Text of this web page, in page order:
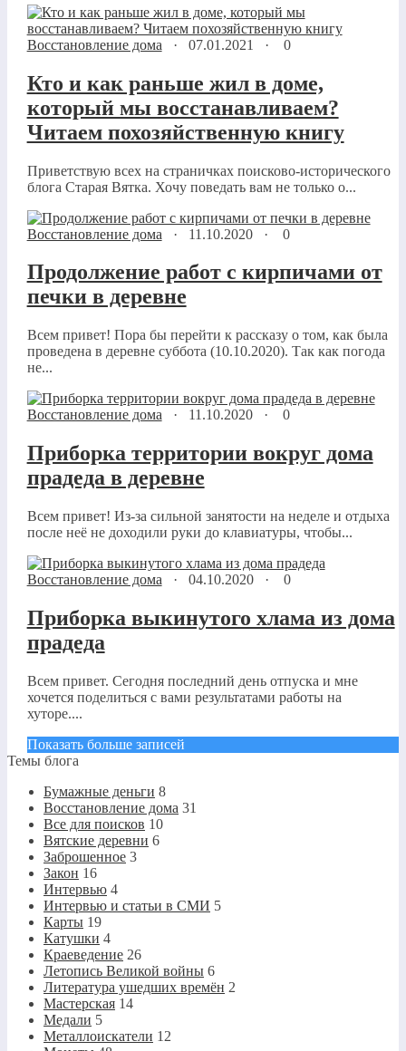
Восстановление дома · 07.01.2021 · 0
Кто и как раньше жил в доме,
который мы восстанавливаем?
Читаем похозяйственную книгу
Приветствую всех на страничках поисково-исторического
блога Старая Вятка. Хочу поведать вам не только о...
Восстановление дома · 11.10.2020· 0
Продолжение работ с кирпичами от
печки в деревне
Всем привет! Пора бы перейти к рассказу о том, как была
проведена в деревне суббота (10.10.2020). Так как погода
не...
Восстановление дома · 11.10.2020· 0
Приборка территории вокруг дома
прадеда в деревне
Всем привет! Из-за сильной занятости на неделе и отдыха
после неё не доходили руки до клавиатуры, чтобы...
Восстановление дома · 04.10.2020· 0
Приборка выкинутого хлама из дома
прадеда
Всем привет. Сегодня последний день отпуска и мне
хочется поделиться с вами результатами работы на
хуторе....
Показать больше записей
Темы блога
Бумажные деньги 8
Восстановление дома 31
Все для поисков 10
Вятские деревни 6
Заброшенное 3
Закон 16
Интервью 4
Интервью и статьи в СМИ 5
Карты 19
Катушки 4
Краеведение 26
Летопись Великой войны 6
Литература ушедших времён 2
Мастерская 14
Медали 5
Металлоискатели 12